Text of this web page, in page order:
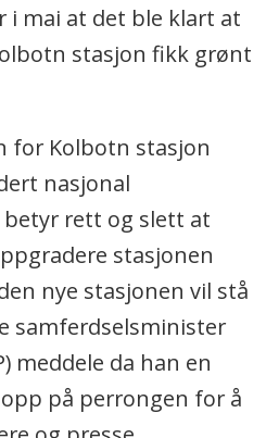
i mai at det ble klart at
stasjon fikk grønt
for Kolbotn stasjon
nasjonal
rett og slett at
stasjonen
nye stasjonen vil stå
samferdselsminister
meddele da han en
på perrongen for å